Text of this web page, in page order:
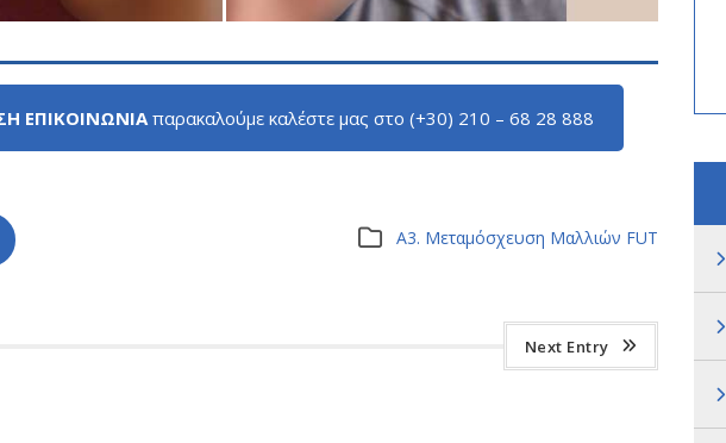
ΕΠΙΚΟΙΝΩΝΙΑπαρακαλούμε καλέστε μας στο (+30) 210 – 68 28 888
Α3. Μεταμόσχευση Μαλλιών FUT
Next Entry